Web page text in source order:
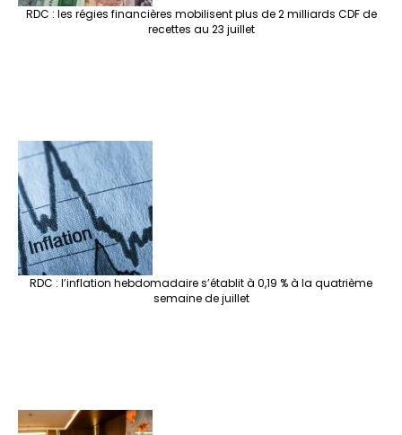
RDC : les régies financières mobilisent plus de 2 milliards CDF de
recettes au 23 juillet
RDC : l’inflation hebdomadaire s’établit à 0,19 % à la quatrième
semaine de juillet